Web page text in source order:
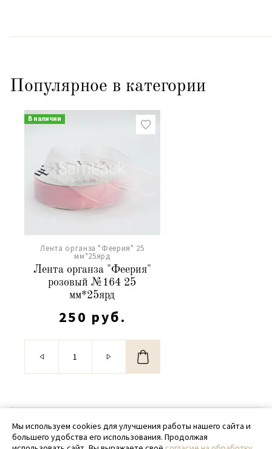
Популярное в категории
В наличии
Лента органза "Феерия" 25
мм*25ярд
Лента органза "Феерия"
розовый №164 25
мм*25ярд
250 руб.
© 2020 - 2026 SamPack
+ 7 (918) 699-97-87
Мы используем cookies для улучшения работы нашего сайта и
большего удобства его использования. Продолжая